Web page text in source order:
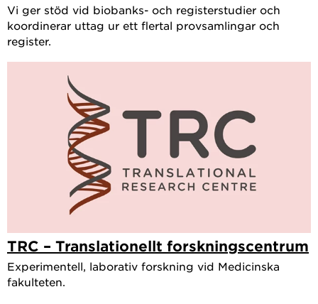
Vi ger stöd vid biobanks- och registerstudier och
koordinerar uttag ur ett flertal provsamlingar och
register.
TRC – Translationellt forskningscentrum
Experimentell, laborativ forskning vid Medicinska
fakulteten.